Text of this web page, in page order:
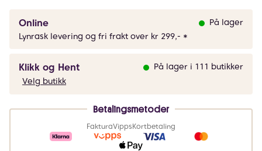
Online
På lager
Lynrask levering og fri frakt over kr 299,- *
Klikk og Hent
På lager i 111 butikker
Velg butikk
Betalingsmetoder
FakturaVippsKortbetaling